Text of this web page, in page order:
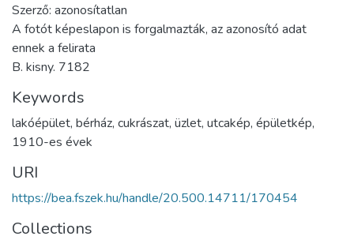
Szerző: azonosítatlan
A fotót képeslapon is forgalmazták, az azonosító adat
ennek a felirata
B. kisny. 7182
Keywords
lakóépület, bérház, cukrászat, üzlet, utcakép, épületkép,
1910-es évek
URI
https://bea.fszek.hu/handle/20.500.14711/170454
Collections